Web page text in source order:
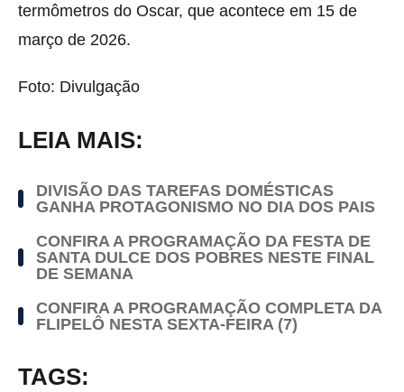
termômetros do Oscar, que acontece em 15 de
março de 2026.
Foto: Divulgação
LEIA MAIS:
DIVISÃO DAS TAREFAS DOMÉSTICAS
GANHA PROTAGONISMO NO DIA DOS PAIS
CONFIRA A PROGRAMAÇÃO DA FESTA DE
SANTA DULCE DOS POBRES NESTE FINAL
DE SEMANA
CONFIRA A PROGRAMAÇÃO COMPLETA DA
FLIPELÔ NESTA SEXTA-FEIRA (7)
TAGS: